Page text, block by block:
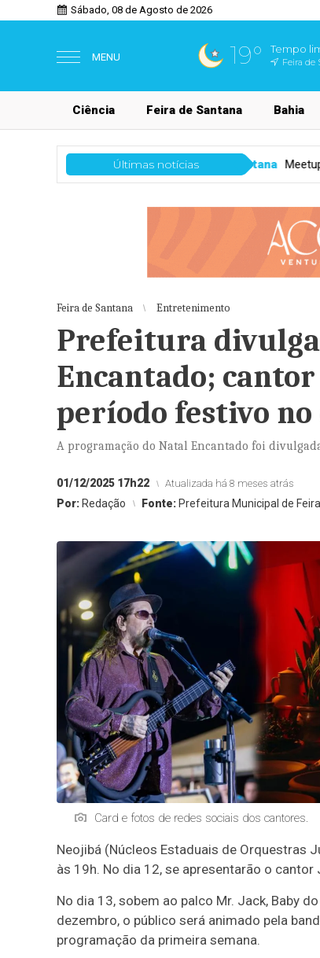
Sábado, 08 de Agosto de 2026
MENU 19° Tempo
Feira de
Ciência Feira de Santana Bahia
Últimas notícias
Meetup Summit 2026 percorre a Bahia
Feira de Santana Entretenimento
Prefeitura divulga
Encantado;
período festivo no
A programação do Natal Encantado foi
01/12/2025 17h22 Atualizada há 8 meses atrás
Por: Redação Fonte: Prefeitura Municipal de
Card e fotos de redes sociais dos cantores.
Neojibá (Núcleos Estaduais de Orquestras
às 19h. No dia 12, se apresentarão o
No dia 13, sobem ao palco Mr. Jack, Baby
dezembro, o público será animado pela
programação da primeira semana.